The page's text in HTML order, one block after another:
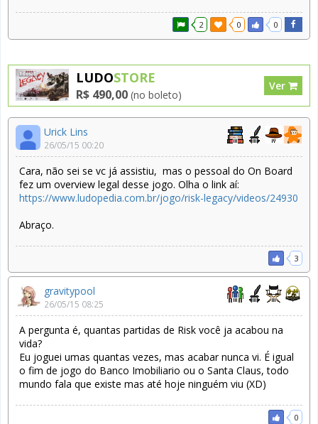
2 0 0
LUDOSTORE
R$ 490,00 (no boleto)
Ver
Urick Lins
26/05/15 00:20
Cara, não sei se vc já assistiu, mas o pessoal do On Board
fez um overview legal desse jogo. Olha o link aí:
https://www.ludopedia.com.br/jogo/risk-legacy/videos/24930
Abraço.
3
gravitypool
26/05/15 08:25
A pergunta é, quantas partidas de Risk você ja acabou na
vida?
Eu joguei umas quantas vezes, mas acabar nunca vi. É igual
o fim de jogo do Banco Imobiliario ou o Santa Claus, todo
mundo fala que existe mas até hoje ninguém viu (XD)
0